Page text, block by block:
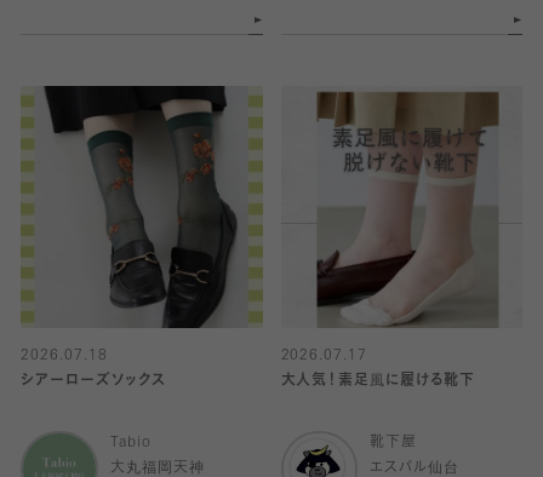
2026.07.18
シアーローズソックス
Tabio
大丸福岡天神
2026.07.17
大人気！素足風に履ける靴下
靴下屋
エスパル仙台